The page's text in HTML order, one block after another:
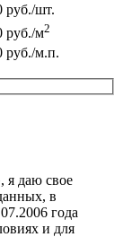
руб./шт.
руб./м2
руб./м.п.
я даю свое
в
года
и для